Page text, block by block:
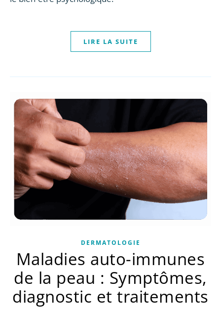
LIRE LA SUITE
DERMATOLOGIE
Maladies auto-immunes
de la peau : Symptômes,
diagnostic et traitements